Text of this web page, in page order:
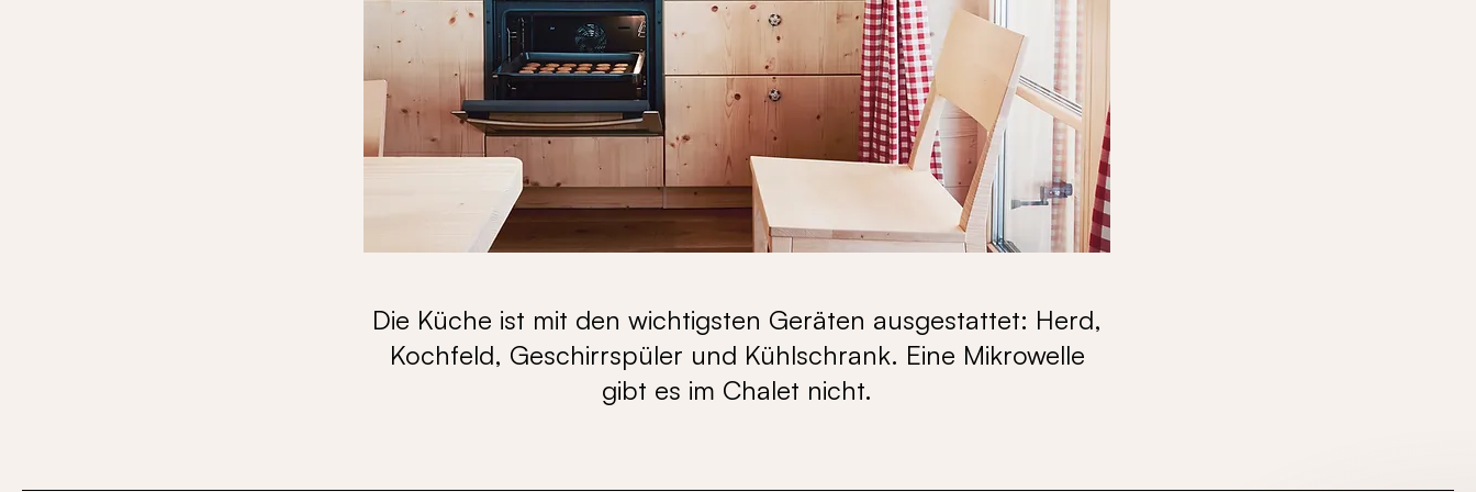
Die Küche ist mit den wichtigsten Geräten ausgestattet: Herd,
Kochfeld, Geschirrspüler und Kühlschrank. Eine Mikrowelle
gibt es im Chalet nicht.